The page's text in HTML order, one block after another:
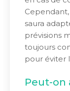
saura
prévisions
toujours
pour éviter
Peut-on